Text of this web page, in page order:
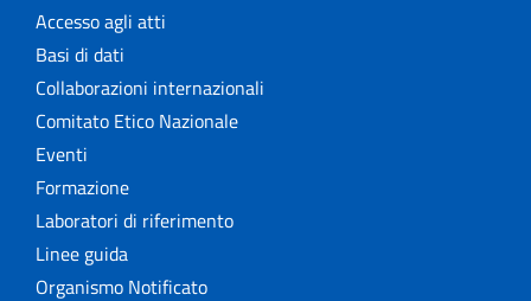
Accesso agli atti
Basi di dati
Collaborazioni internazionali
Comitato Etico Nazionale
Eventi
Formazione
Laboratori di riferimento
Linee guida
Organismo Notificato